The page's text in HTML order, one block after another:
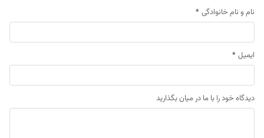
نام و نام خانوادگی *
ایمیل *
دیدگاه خود را با ما در میان بگذارید